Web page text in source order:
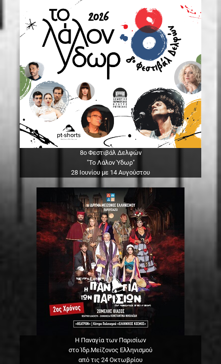
8ο Φεστιβάλ Δελφών
"Το Λάλον Ύδωρ"
28 Ιουνίου με 14 Αυγούστου
Η Παναγία των Παρισίων
στο Ίδρ.Μείζονος Ελληνισμού
από τις 24 Οκτωβρίου